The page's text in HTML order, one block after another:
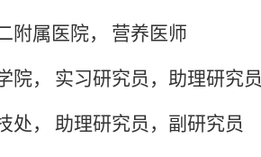
附属医院， 营养医师
院， 实习研究员，助理研究员
处， 助理研究员，副研究员